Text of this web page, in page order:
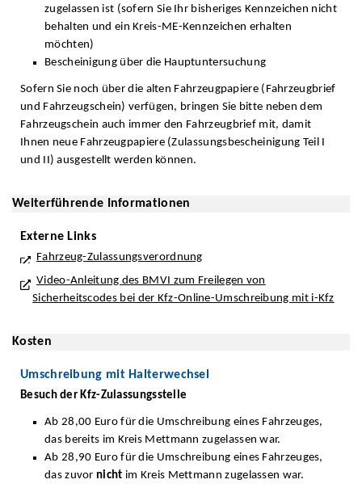
zugelassen ist (sofern Sie Ihr bisheriges Kennzeichen nicht
behalten und ein Kreis-ME-Kennzeichen erhalten
möchten)
Bescheinigung über die Hauptuntersuchung
Sofern Sie noch über die alten Fahrzeugpapiere (Fahrzeugbrief
und Fahrzeugschein) verfügen, bringen Sie bitte neben dem
Fahrzeugschein auch immer den Fahrzeugbrief mit, damit
Ihnen neue Fahrzeugpapiere (Zulassungsbescheinigung Teil I
und II) ausgestellt werden können.
Weiterführende Informationen
Externe Links
Fahrzeug-Zulassungsverordnung
Video-Anleitung des BMVI zum Freilegen von
Sicherheitscodes bei der Kfz-Online-Umschreibung mit i-Kfz
Kosten
Umschreibung mit Halterwechsel
Besuch der Kfz-Zulassungsstelle
Ab 28,00 Euro für die Umschreibung eines Fahrzeuges,
das bereits im Kreis Mettmann zugelassen war.
Ab 28,90 Euro für die Umschreibung eines Fahrzeuges,
das zuvornicht im Kreis Mettmann zugelassen war.